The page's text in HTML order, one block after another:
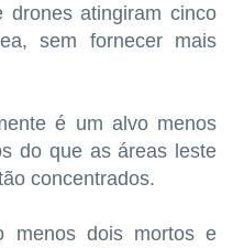
atingiram cinco
sem fornecer mais
é um alvo menos
do que as áreas leste
concentrados.
menos dois mortos e